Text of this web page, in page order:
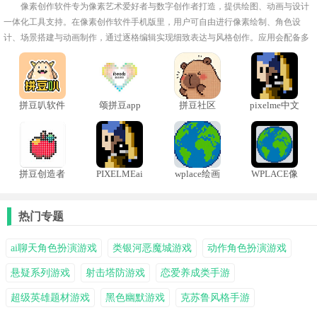
像素创作软件专为像素艺术爱好者与数字创作者打造，提供绘图、动画与设计
一体化工具支持。在像素创作软件手机版里，用户可自由进行像素绘制、角色设
计、场景搭建与动画制作，通过逐格编辑实现细致表达与风格创作。应用会配备多
种画笔工具、颜色调色板、图层管理及网格辅助功能，帮助用户更精准地完成像素
拼豆叭软件 颂拼豆app 拼豆社区
pixelme中文
拼豆创造者
PIXELMEai
wplace绘画
WPLACE像
热门专题
ai聊天角色扮演游戏 类银河恶魔城游戏 动作角色扮演游戏
悬疑系列游戏 射击塔防游戏 恋爱养成类手游
超级英雄题材游戏 黑色幽默游戏 克苏鲁风格手游